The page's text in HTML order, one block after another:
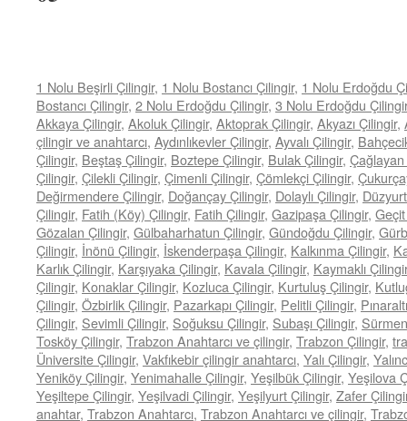
1 Nolu Beşirli Çilingir, 1 Nolu Bostancı Çilingir, 1 Nolu Erdoğdu
Bostancı Çilingir, 2 Nolu Erdoğdu Çilingir, 3 Nolu Erdoğdu Çilingir
Akkaya Çilingir, Akoluk Çilingir, Aktoprak Çilingir, Akyazı Çilingir,
çilingir ve anahtarcı, Aydınlıkevler Çilingir, Ayvalı Çilingir,
Çilingir, Beştaş Çilingir, Boztepe Çilingir, Bulak Çilingir,
Çilingir, Çilekli Çilingir, Çimenli Çilingir, Çömlekçi Çilingir,
Değirmendere Çilingir, Doğançay Çilingir, Dolaylı Çilingir,
Çilingir, Fatih (Köy) Çilingir, Fatih Çilingir, Gazipaşa Çilingir,
Gözalan Çilingir, Gülbaharhatun Çilingir, Gündoğdu Çilingir,
Çilingir, İnönü Çilingir, İskenderpaşa Çilingir, Kalkınma Çilingir,
Karlık Çilingir, Karşıyaka Çilingir, Kavala Çilingir, Kaymaklı Çilingir
Çilingir, Konaklar Çilingir, Kozluca Çilingir, Kurtuluş Çilingir,
Çilingir, Özbirlik Çilingir, Pazarkapı Çilingir, Pelitli Çilingir,
Çilingir, Sevimli Çilingir, Soğuksu Çilingir, Subaşı Çilingir,
Tosköy Çilingir, Trabzon Anahtarcı ve çilingir, Trabzon Çilingir,
Üniversite Çilingir, Vakfıkebir çilingir anahtarcı, Yalı Çilingir,
Yeniköy Çilingir, Yenimahalle Çilingir, Yeşilbük Çilingir, Yeşilova
Yeşiltepe Çilingir, Yeşilvadi Çilingir, Yeşilyurt Çilingir, Zafer
anahtar, Trabzon Anahtarcı, Trabzon Anahtarcı ve çilingir,